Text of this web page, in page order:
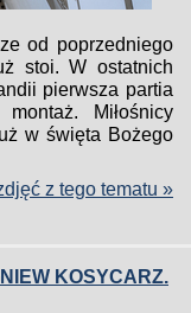
od poprzedniego
stoi. W ostatnich
pierwsza partia
Miłośnicy
w święta Bożego
z tego tematu »
KOSYCARZ.